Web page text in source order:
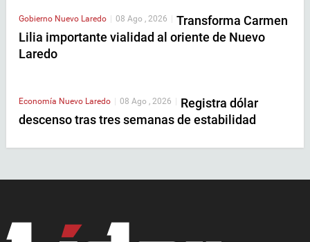
Gobierno Nuevo Laredo 08 Ago , 2026
Transforma Carmen
Lilia importante vialidad al oriente de Nuevo
Laredo
Economía Nuevo Laredo 08 Ago , 2026
Registra dólar
descenso tras tres semanas de estabilidad